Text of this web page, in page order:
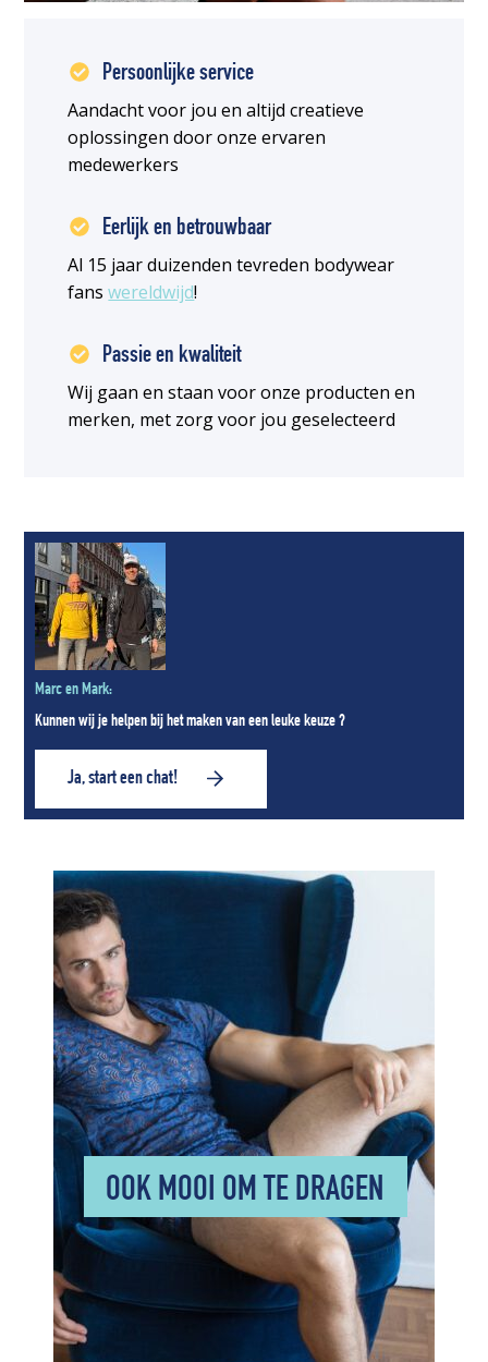
Persoonlijke service
Aandacht voor jou en altijd creatieve
oplossingen door onze ervaren
medewerkers
Eerlijk en betrouwbaar
Al 15 jaar duizenden tevreden bodywear
fanswereldwijd!
Passie en kwaliteit
Wij gaan en staan voor onze producten en
merken, met zorg voor jou geselecteerd
Marc en Mark:
Kunnen wij je helpen bij het maken van een leuke keuze ?
Ja, start een chat!
OOK MOOI OM TE DRAGEN